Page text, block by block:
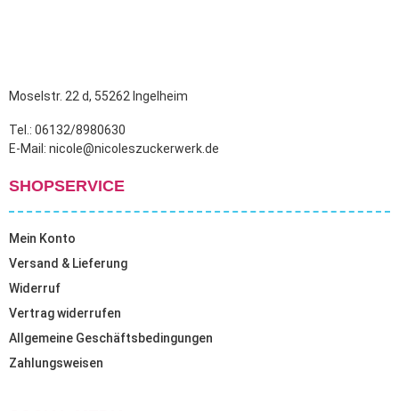
Moselstr. 22 d, 55262 Ingelheim
Tel.: 06132/8980630
E-Mail: nicole@nicoleszuckerwerk.de
SHOPSERVICE
Mein Konto
Versand & Lieferung
Widerruf
Vertrag widerrufen
Allgemeine Geschäftsbedingungen
Zahlungsweisen